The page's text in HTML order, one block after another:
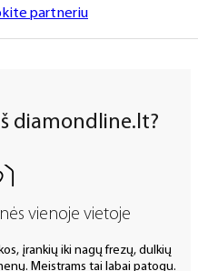
partneriu
diamondline.lt?
vienoje vietoje
įrankių iki nagų frezų, dulkių
Meistrams tai labai patogu.